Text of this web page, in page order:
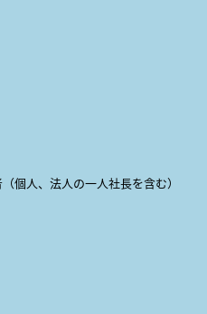
（個人、法人の一人社長を含む）